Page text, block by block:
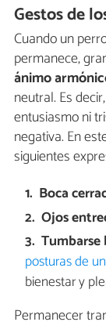
Gestos de
Cuando un
permanece,
ánimo
neutral. Es
entusiasmo ni
negativa. En
siguientes
Boca
Ojos
posturas de
bienestar y
Permanecer